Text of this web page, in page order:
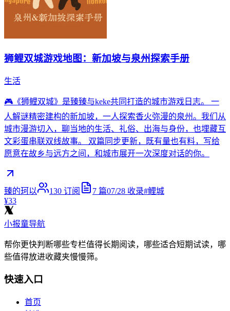
狮鲤双城游戏地图：新加坡与泉州探索手册
生活
🎮《狮鲤双城》是臻臻与keke共同打造的城市游戏日志。 一
人解谜精密建构的新加坡，一人探索香火弥漫的泉州。我们从
城市漫游切入，聊当地的生活、礼俗、出海与身份，也埋藏互
文彩蛋串联双线故事。 双篇同步更新，既有量也有料，写给
愿意在故乡与远方之间，和城市展开一次深度对话的你。
臻的珂以 130 订阅 7 篇07/28 收录#鲤城
¥33
小报童导航
帮你更快判断哪些专栏值得长期阅读，哪些适合短期试读，哪
些值得放进收藏夹慢慢筛。
快速入口
首页